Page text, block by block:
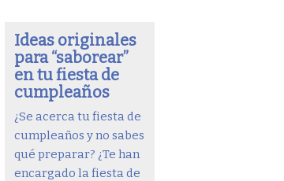
Ideas originales
para “saborear”
en tu fiesta de
cumpleaños
¿Se acerca tu fiesta de
cumpleaños y no sabes
qué preparar? ¿Te han
encargado la fiesta de